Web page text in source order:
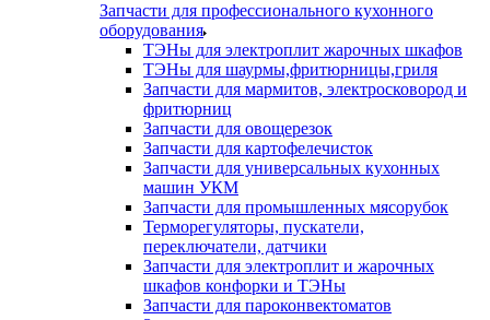
Запчасти для профессионального кухонного
оборудования
ТЭНы для электроплит жарочных шкафов
ТЭНы для шаурмы,фритюрницы,гриля
Запчасти для мармитов, электросковород и
фритюрниц
Запчасти для овощерезок
Запчасти для картофелечисток
Запчасти для универсальных кухонных
машин УКМ
Запчасти для промышленных мясорубок
Терморегуляторы, пускатели,
переключатели, датчики
Запчасти для электроплит и жарочных
шкафов конфорки и ТЭНы
Запчасти для пароконвектоматов